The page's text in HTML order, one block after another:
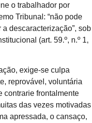
o trabalhador por
Tribunal: “não pode
descaracterização”, sob
(art. 59.º, n.º 1,
exige-se culpa
reprovável, voluntária
contrarie frontalmente
das vezes motivadas
apressada, o cansaço,